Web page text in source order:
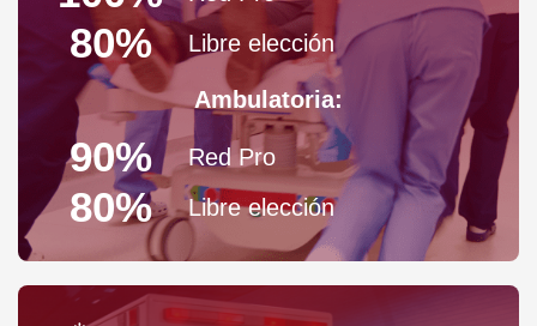
80% Libre elección
Ambulatoria:
90% Red Pro
80% Libre elección